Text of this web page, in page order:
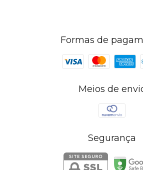
Formas de
Meios de
Segurança